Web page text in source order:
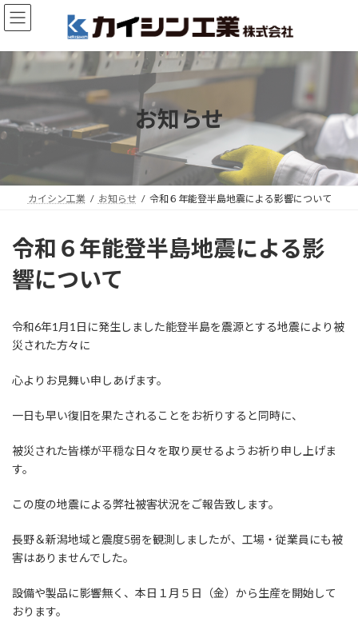
コ
ン
ン
へ
キ
ッ
ナ
ビ
ー
ョ
に
移
お知らせ
カイシン工業 お知らせ 令和６年能登半島地震による影響について
令和６年能登半島地震による影
響について
令和6年1月1日に発生しました能登半島を震源とする地震により被
災された方々に
心よりお見舞い申しあげます。
一日も早い復旧を果たされることをお祈りすると同時に、
被災された皆様が平穏な日々を取り戻せるようお祈り申し上げま
す。
この度の地震による弊社被害状況をご報告致します。
長野＆新潟地域と震度5弱を観測しましたが、工場・従業員にも被
害はありませんでした。
設備や製品に影響無く、本日１月５日（金）から生産を開始して
おります。